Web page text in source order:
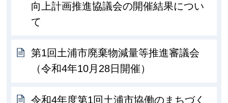
向上計画推進協議会の開催結果につい
て
第1回土浦市廃棄物減量等推進審議会
（令和4年10月28日開催）
令和4年度第1回土浦市協働のまちづく